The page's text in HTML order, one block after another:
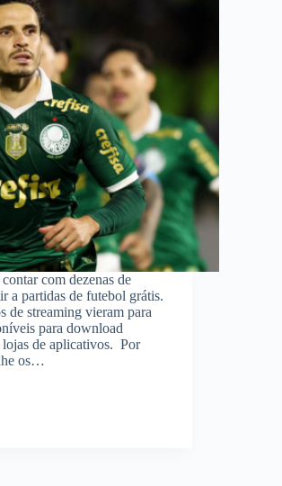
com dezenas de
a partidas de futebol grátis.
de streaming vieram para
para download
de aplicativos. Por
os…